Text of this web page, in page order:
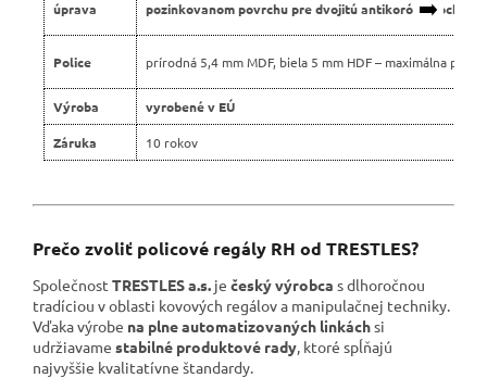
➡️
úprava
pozinkovanom povrchu pre dvojitú antikoróznu
Police prírodná 5,4 mm MDF, biela 5 mm HDF – maximálna
Výroba vyrobené v EÚ
Záruka 10 rokov
Prečo zvoliť policové regály RH od TRESTLES?
Společnost TRESTLES a.s. je český výrobca s dlhoročnou
tradíciou v oblasti kovových regálov a manipulačnej techniky.
Vďaka výrobe na plne automatizovaných linkáchsi
udržiavame stabilné produktové rady , ktoré spĺňajú
najvyššie kvalitatívne štandardy.